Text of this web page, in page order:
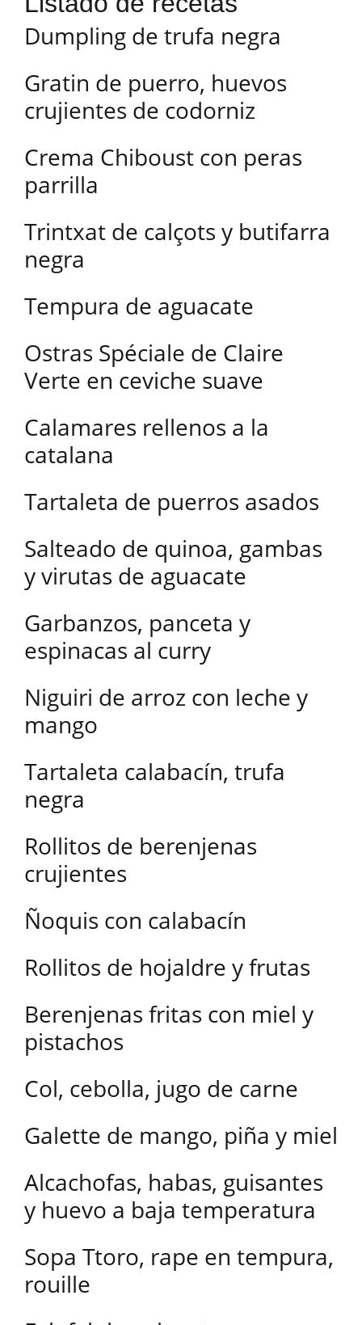
Dumpling de trufa negra
Gratin de puerro, huevos
crujientes de codorniz
Crema Chiboust con peras
parrilla
Trintxat de calçots y butifarra
negra
Tempura de aguacate
Ostras Spéciale de Claire
Verte en ceviche suave
Calamares rellenos a la
catalana
Tartaleta de puerros asados
Salteado de quinoa, gambas
y virutas de aguacate
Garbanzos, panceta y
espinacas al curry
Niguiri de arroz con leche y
mango
Tartaleta calabacín, trufa
negra
Rollitos de berenjenas
crujientes
Ñoquis con calabacín
Rollitos de hojaldre y frutas
Berenjenas fritas con miel y
pistachos
Col, cebolla, jugo de carne
Galette de mango, piña y miel
Alcachofas, habas, guisantes
y huevo a baja temperatura
Sopa Ttoro, rape en tempura,
rouille